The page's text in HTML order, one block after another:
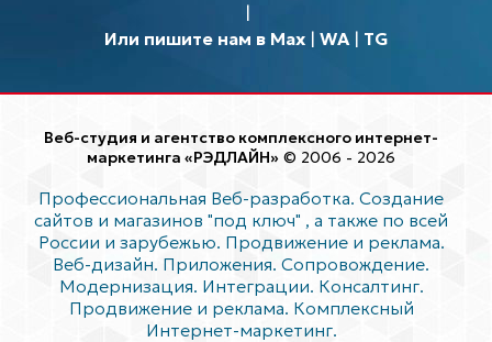
Или пишите нам в Max| WA| TG
Веб-студия и агентство комплексного интернет-
маркетинга «РЭДЛАЙН» © 2006 - 2026
Профессиональная Веб-разработка. Создание
сайтов и магазинов "под ключ" , а также по всей
России и зарубежью. Продвижение и реклама.
Веб-дизайн. Приложения. Сопровождение.
Модернизация. Интеграции. Консалтинг.
Продвижение и реклама. Комплексный
Интернет-маркетинг.